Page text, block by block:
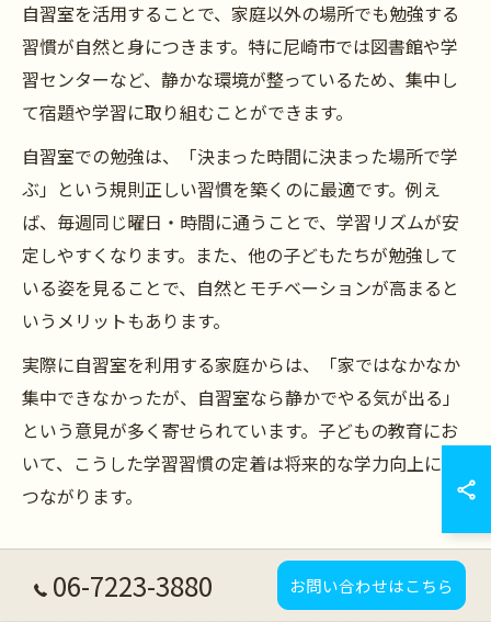
自習室を活用することで、家庭以外の場所でも勉強する
習慣が自然と身につきます。特に尼崎市では図書館や学
習センターなど、静かな環境が整っているため、集中し
て宿題や学習に取り組むことができます。
自習室での勉強は、「決まった時間に決まった場所で学
ぶ」という規則正しい習慣を築くのに最適です。例え
ば、毎週同じ曜日・時間に通うことで、学習リズムが安
定しやすくなります。また、他の子どもたちが勉強して
いる姿を見ることで、自然とモチベーションが高まると
いうメリットもあります。
実際に自習室を利用する家庭からは、「家ではなかなか
集中できなかったが、自習室なら静かでやる気が出る」
という意見が多く寄せられています。子どもの教育にお
いて、こうした学習習慣の定着は将来的な学力向上にも
つながります。
子どもの教育に最適な自習室活用法
子どもの教育をより効果的に進めるためには、自習室の
06-7223-3880 お問い合わせはこちら